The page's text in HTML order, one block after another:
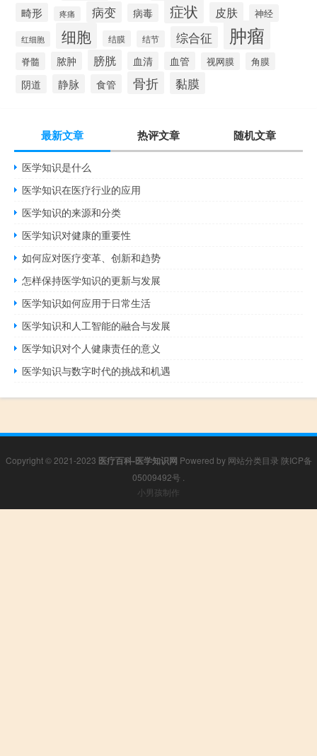
畸形 疼痛 病变 病毒 症状 皮肤 神经
红细胞 细胞 结膜 结节 综合征 肿瘤
脊髓 脓肿 膀胱 血清 血管 视网膜 角膜
阴道 静脉 食管 骨折 黏膜
最新文章 热评文章 随机文章
医学知识是什么
医学知识在医疗行业的应用
医学知识的来源和分类
医学知识对健康的重要性
如何应对医疗变革、创新和趋势
怎样保持医学知识的更新与发展
医学知识如何应用于日常生活
医学知识和人工智能的融合与发展
医学知识对个人健康责任的意义
医学知识与数字时代的挑战和机遇
Copyright © 2021-2023 医疗百科-医学知识网 Powered by 网站分类目录 陕ICP备
05009492号
小男孩制作